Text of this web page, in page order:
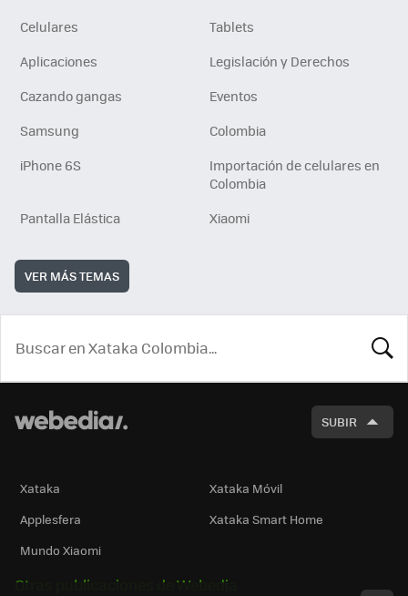
Celulares
Tablets
Aplicaciones
Legislación y Derechos
Cazando gangas
Eventos
Samsung
Colombia
iPhone 6S
Importación de celulares en
Colombia
Pantalla Elástica
Xiaomi
VER MÁS TEMAS
SUBIR
Xataka
Xataka Móvil
Applesfera
Xataka Smart Home
Mundo Xiaomi
Otras publicaciones de Webedia